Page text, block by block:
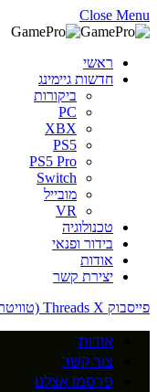
Close Menu
ראשי
חדשות גיימינג
ביקורות
PC
XBX
PS5
PS5 Pro
Switch
מובייל
VR
טכנולוגיה
בידור ופנאי
אודות
יצירת קשר
פייסבוק
Threads X (טוויטר)
אודות
צור קשר
פרסמו אצלנו